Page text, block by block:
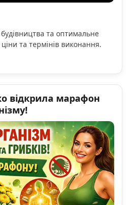
та оптимальне
та термінів виконання.
відкрила марафон